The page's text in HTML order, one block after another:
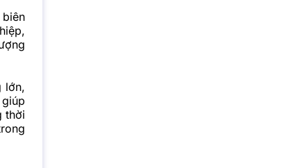
lớn,
thời